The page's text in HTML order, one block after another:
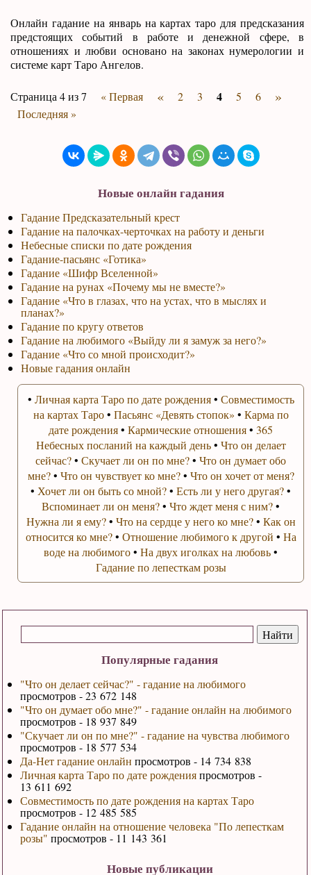
Популярные гадания
"Что он делает сейчас?" - гадание на любимого
просмотров - 23 672 148
"Что он думает обо мне?" - гадание онлайн на любимого
просмотров - 18 937 849
"Скучает ли он по мне?" - гадание на чувства любимого
просмотров - 18 577 534
Да-Нет гадание онлайн просмотров - 14 734 838
Личная карта Таро по дате рожденияпросмотров -
13 611 692
Совместимость по дате рождения на картах Таро
просмотров - 12 485 585
Гадание онлайн на отношение человека "По лепесткам
розы" просмотров - 11 143 361
Новые публикации
Онлайн гадание на январь на картах таро для предсказания
предстоящих событий в работе и денежной сфере, в
отношениях и любви основано на законах нумерологии и
системе карт Таро Ангелов.
Страница 4 из 7 « Первая « 2 3 4 5 6 »
Последняя »
Новые онлайн гадания
Гадание Предсказательный крест
Гадание на палочках-черточках на работу и деньги
Небесные списки по дате рождения
Гадание-пасьянс «Готика»
Гадание «Шифр Вселенной»
Гадание на рунах «Почему мы не вместе?»
Гадание «Что в глазах, что на устах, что в мыслях и
планах?»
Гадание по кругу ответов
Гадание на любимого «Выйду ли я замуж за него?»
Гадание «Что со мной происходит?»
Новые гадания онлайн
• Личная карта Таро по дате рождения• Совместимость
на картах Таро• Пасьянс «Девять стопок» • Карма по
дате рождения•Кармические отношения•365
Небесных посланий на каждый день• Что он делает
сейчас?•Скучает ли он по мне?•Что он думает обо
мне?• Что он чувствует ко мне?• Что он хочет от меня?
• Хочет ли он быть со мной?•Есть ли у него другая?•
Вспоминает ли он меня?•Что ждет меня с ним?•
Нужна ли я ему?• Что на сердце у него ко мне?• Как он
относится ко мне?• Отношение любимого к другой • На
воде на любимого•На двух иголках на любовь•
Гадание по лепесткам розы